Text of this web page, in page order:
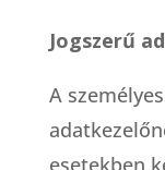
Jogszerű
A
esetekben